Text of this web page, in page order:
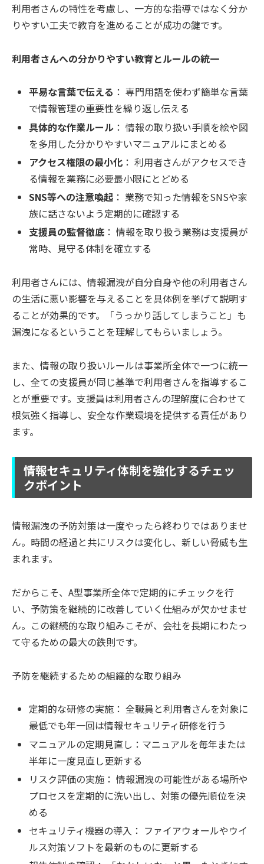
利用者さんの特性を考慮し、一方的な指導ではなく分か
りやすい工夫で教育を進めることが成功の鍵です。
利用者さんへの分かりやすい教育とルールの統一
平易な言葉で伝える ： 専門用語を使わず簡単な言葉
で情報管理の重要性を繰り返し伝える
具体的な作業ルール ： 情報の取り扱い手順を絵や図
を多用した分かりやすいマニュアルにまとめる
アクセス権限の最小化 ： 利用者さんがアクセスでき
る情報を業務に必要最小限にとどめる
SNS等への注意喚起 ： 業務で知った情報をSNSや家
族に話さないよう定期的に確認する
支援員の監督徹底 ： 情報を取り扱う業務は支援員が
常時、見守る体制を確立する
利用者さんには、情報漏洩が自分自身や他の利用者さん
の生活に悪い影響を与えることを具体例を挙げて説明す
ることが効果的です。「うっかり話してしまうこと」も
漏洩になるということを理解してもらいましょう。
また、情報の取り扱いルールは事業所全体で一つに統一
し、全ての支援員が同じ基準で利用者さんを指導するこ
とが重要です。支援員は利用者さんの理解度に合わせて
根気強く指導し、安全な作業環境を提供する責任があり
ます。
情報セキュリティ体制を強化するチェッ
クポイント
情報漏洩の予防対策は一度やったら終わりではありませ
ん。時間の経過と共にリスクは変化し、新しい脅威も生
まれます。
だからこそ、A型事業所全体で定期的にチェックを行
い、予防策を継続的に改善していく仕組みが欠かせませ
ん。この継続的な取り組みこそが、会社を長期にわたっ
て守るための最大の鉄則です。
予防を継続するための組織的な取り組み
定期的な研修の実施： 全職員と利用者さんを対象に
最低でも年一回は情報セキュリティ研修を行う
マニュアルの定期見直し：マニュアルを毎年または
半年に一度見直し更新する
リスク評価の実施： 情報漏洩の可能性がある場所や
プロセスを定期的に洗い出し、対策の優先順位を決
める
セキュリティ機器の導入： ファイアウォールやウイ
ルス対策ソフトを最新のものに更新する